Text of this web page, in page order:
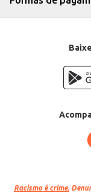
Racismo é crime.